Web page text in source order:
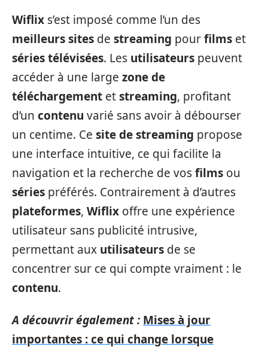
Wiflix s’est imposé comme l’un des
meilleurs sites de streaming pourfilms et
séries télévisées. Les utilisateurs peuvent
accéder à une large zone de
téléchargement etstreaming, profitant
d’un contenu varié sans avoir à débourser
un centime. Ce site de streaming propose
une interface intuitive, ce qui facilite la
navigation et la recherche de vosfilms ou
séries préférés. Contrairement à d’autres
plateformes, Wiflix offre une expérience
utilisateur sans publicité intrusive,
permettant aux utilisateurs de se
concentrer sur ce qui compte vraiment : le
contenu.
A découvrir également : Mises à jour
importantes : ce qui change lorsque